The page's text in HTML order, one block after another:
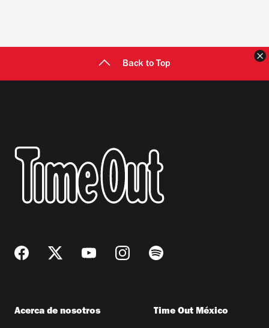
Back to Top
Acerca de nosotros Time Out México